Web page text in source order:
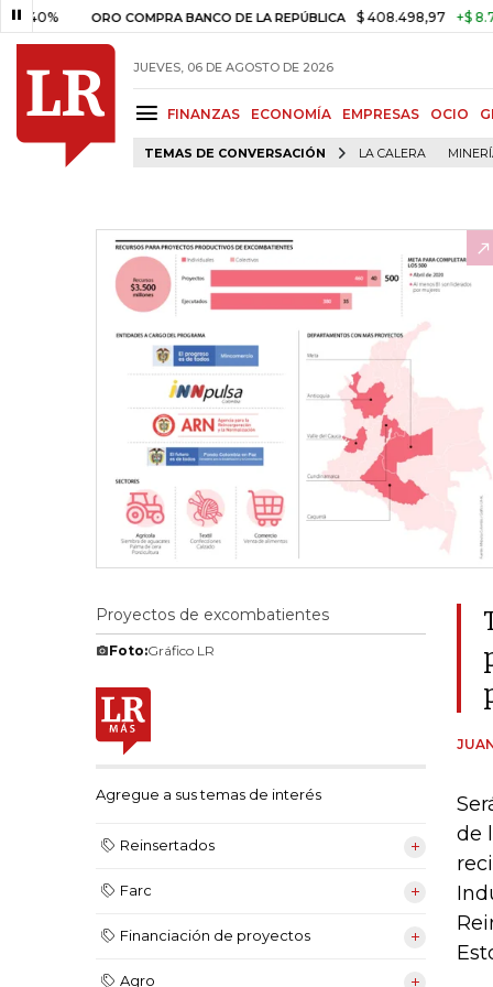
ORO COMPRA BANCO DE LA REPÚBLICA $ 408.498,97 +$ 8.753,81
JUEVES, 06 DE AGOSTO DE 2026
FINANZAS ECONOMÍA EMPRESAS OCIO
TEMAS DE CONVERSACIÓN LA CALERA
Proyectos de excombatientes
Foto:Gráfico LR
Agregue a sus temas de interés
Reinsertados
Farc
Financiación de proyectos
Agro
de